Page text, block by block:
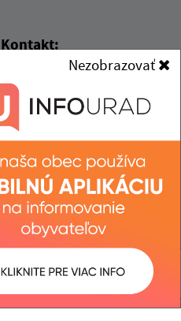
Kontakt:
Obec (Kisgéres)
Obecný úrad (Kisgéres)
Družstevná 233
076 52 Malý Horeš
info@malyhores.sk
+421 56 628 53 70
IČO: 00331724
Nezobrazovať